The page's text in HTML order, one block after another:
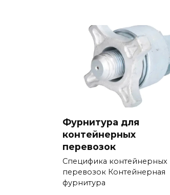
Фурнитура для
контейнерных
перевозок
Специфика контейнерных
перевозок Контейнерная
фурнитура